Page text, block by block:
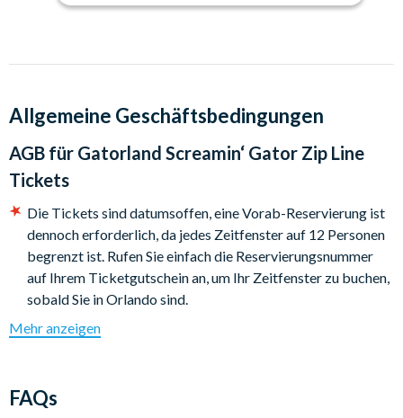
Das Gatorland befindet sich zwischen Orlando und Kissimee
Das Zip Line Erlebnis dauert etwa 2,5 Stunden. Mit Ihrem
Ticket erhalten Sie einen Tageseintritt ins Gatorland, um die
Öffnungszeiten:
Das Gatorland ist täglich von 9:00 bis 17:00 Uhr geöffnet.
Allgemeine Geschäftsbedingungen
AGB für Gatorland Screamin‘ Gator Zip Line
Tickets
Die Tickets sind datumsoffen, eine Vorab-Reservierung ist
dennoch erforderlich, da jedes Zeitfenster auf 12 Personen
begrenzt ist. Rufen Sie einfach die Reservierungsnummer
auf Ihrem Ticketgutschein an, um Ihr Zeitfenster zu buchen,
sobald Sie in Orlando sind.
Teilnehmer müssen mindestens einen Meter (37" ) groß sein
und dürfen nicht mehr als 120kg wiegen. Aus
Teilnahme wiegen müssen.
Mehr anzeigen
FAQs